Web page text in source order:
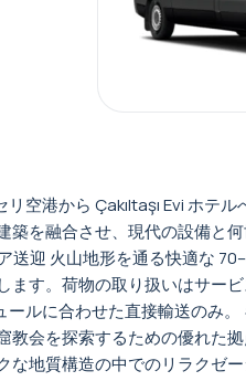
空港から Çakıltaşı Evi ホテ
築を融合させ、現代の設備と
送迎 火山地形を通る快適な
ます。荷物の取り扱いはサー
ルに合わせた直接輸送のみ
教会を探索するための優れた
な地質構造の中でのリラクゼ